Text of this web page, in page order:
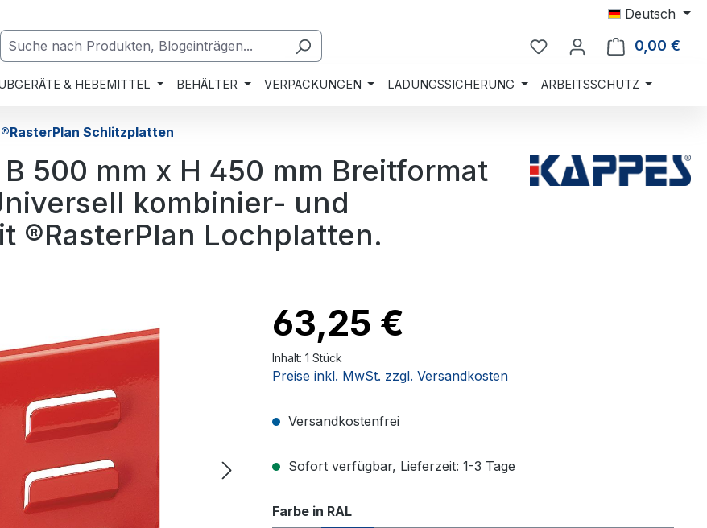
Deutsch
0,00 €
& HEBEMITTEL BEHÄLTER VERPACKUNGEN LADUNGSSICHERUNG ARBEITSSCHUTZ
®RasterPlan Schlitzplatten
500 mm x H 450 mm Breitformat
kombinier- und
®RasterPlan Lochplatten.
63,25 €
Inhalt: 1 Stück
Preise inkl. MwSt. zzgl. Versandkosten
Versandkostenfrei
Sofort verfügbar, Lieferzeit: 1-3 Tage
Farbe in RALauswählen